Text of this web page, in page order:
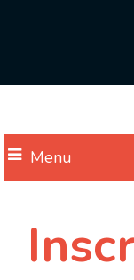
Menu